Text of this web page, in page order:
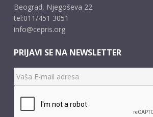
Beograd, Njegoševa 22
tel:011/451 3051
info@cepris.org
PRIJAVI SE NA NEWSLETTER